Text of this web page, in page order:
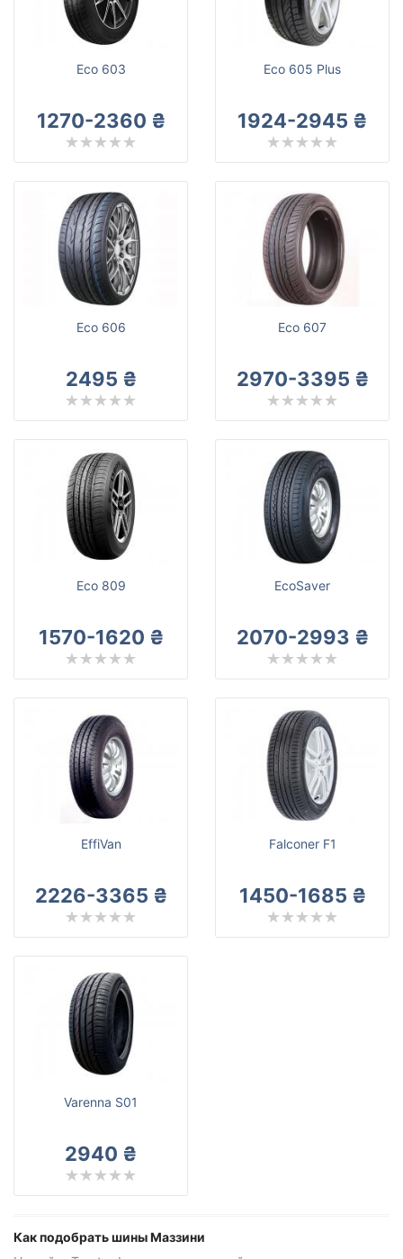
Eco 603
1270-2360 ₴
Eco 605 Plus
1924-2945 ₴
Eco 606
2495 ₴
Eco 607
2970-3395 ₴
Eco 809
1570-1620 ₴
EcoSaver
2070-2993 ₴
EffiVan
2226-3365 ₴
Falconer F1
1450-1685 ₴
Varenna S01
2940 ₴
Как подобрать шины Маззини